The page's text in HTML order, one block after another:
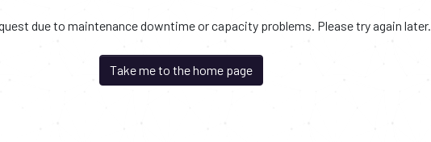
due to maintenance downtime or capacity problems. Please try again later.
Take me to the home page